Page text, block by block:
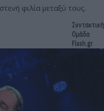
φιλία μεταξύ τους.
Συντακτική
Ομάδα
Flash.gr